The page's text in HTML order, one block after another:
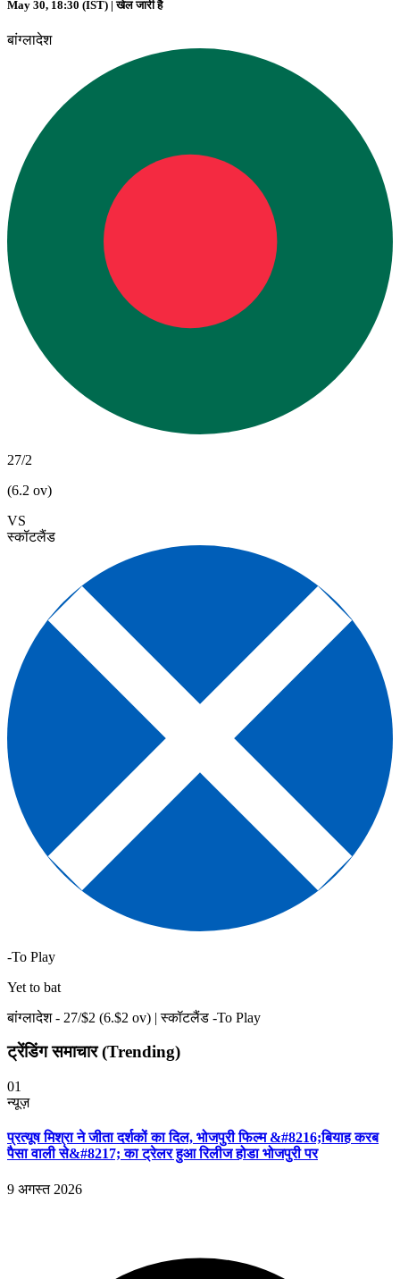
May 30, 18:30 (IST) |खेल जारी है
बांग्लादेश
27/2
(6.2 ov)
VS
स्कॉटलैंड
-To Play
Yet to bat
बांग्लादेश - 27/$2 (6.$2 ov) | स्कॉटलैंड -To Play
ट्रेंडिंग समाचार (Trending)
01
न्यूज़
प्रत्यूष मिश्रा ने जीता दर्शकों का दिल, भोजपुरी फिल्म &#8216;बियाह करब
पैसा वाली से&#8217; का ट्रेलर हुआ रिलीज होडा भोजपुरी पर
9 अगस्त 2026